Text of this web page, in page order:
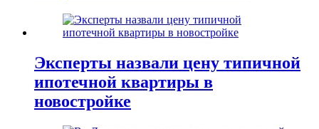
Эксперты назвали цену типичной
ипотечной квартиры в
новостройке